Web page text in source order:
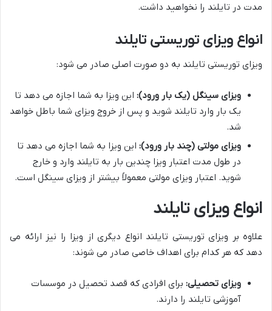
مدت در تایلند را نخواهید داشت.
انواع ویزای توریستی تایلند
ویزای توریستی تایلند به دو صورت اصلی صادر می شود:
ویزای سینگل (یک بار ورود): این ویزا به شما اجازه می دهد تا
یک بار وارد تایلند شوید و پس از خروج ویزای شما باطل خواهد
شد.
ویزای مولتی (چند بار ورود): این ویزا به شما اجازه می دهد تا
در طول مدت اعتبار ویزا چندین بار به تایلند وارد و خارج
شوید. اعتبار ویزای مولتی معمولاً بیشتر از ویزای سینگل است.
انواع ویزای تایلند
علاوه بر ویزای توریستی تایلند انواع دیگری از ویزا را نیز ارائه می
دهد که هر کدام برای اهداف خاصی صادر می شوند:
ویزای تحصیلی: برای افرادی که قصد تحصیل در موسسات
آموزشی تایلند را دارند.